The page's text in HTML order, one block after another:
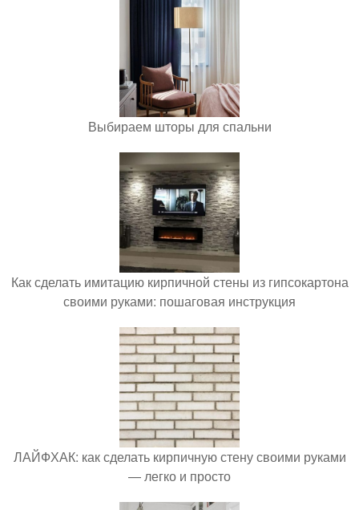
Выбираем шторы для спальни
Как сделать имитацию кирпичной стены из гипсокартона
своими руками: пошаговая инструкция
ЛАЙФХАК: как сделать кирпичную стену своими руками
— легко и просто